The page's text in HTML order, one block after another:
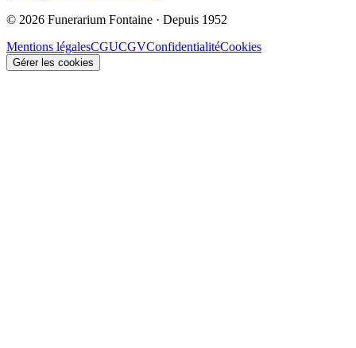
© 2026 Funerarium Fontaine · Depuis 1952
Mentions légalesCGUCGVConfidentialitéCookies
Gérer les cookies